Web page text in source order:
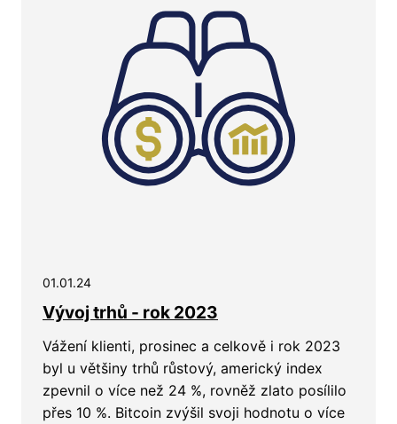
01.01.24
Vývoj trhů - rok 2023
Vážení klienti, prosinec a celkově i rok 2023
byl u většiny trhů růstový, americký index
zpevnil o více než 24 %, rovněž zlato posílilo
přes 10 %. Bitcoin zvýšil svoji hodnotu o více